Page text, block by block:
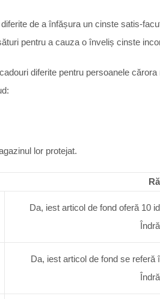
de a înfășura un cinste satis-
pentru a cauza o înveliș cinste
diferite pentru persoanele
lor protejat.
Da, iest articol de fond oferă 10
Da, iest articol de fond se